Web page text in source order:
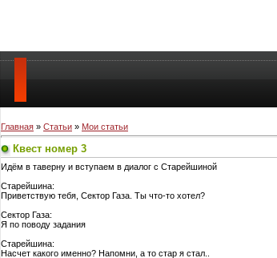
Главная » Статьи » Мои статьи
Квест номер 3
Идём в таверну и вступаем в диалог с Старейшиной
Старейшина:
Приветствую тебя, Сектор Газа. Ты что-то хотел?
Сектор Газа:
Я по поводу задания
Старейшина:
Насчет какого именно? Напомни, а то стар я стал..